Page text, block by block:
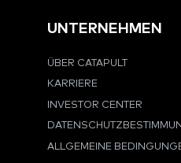
UNTERNEHMEN
ÜBER CATAPULT
KARRIERE
INVESTOR CENTER
ALLGEMEINE